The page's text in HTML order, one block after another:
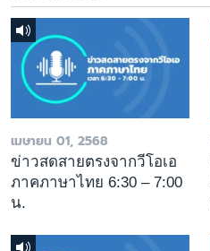
เมษายน 01, 2568
ข่าวสดสายตรงจากวีโอเอ
ภาคภาษาไทย 6:30 – 7:00
น.